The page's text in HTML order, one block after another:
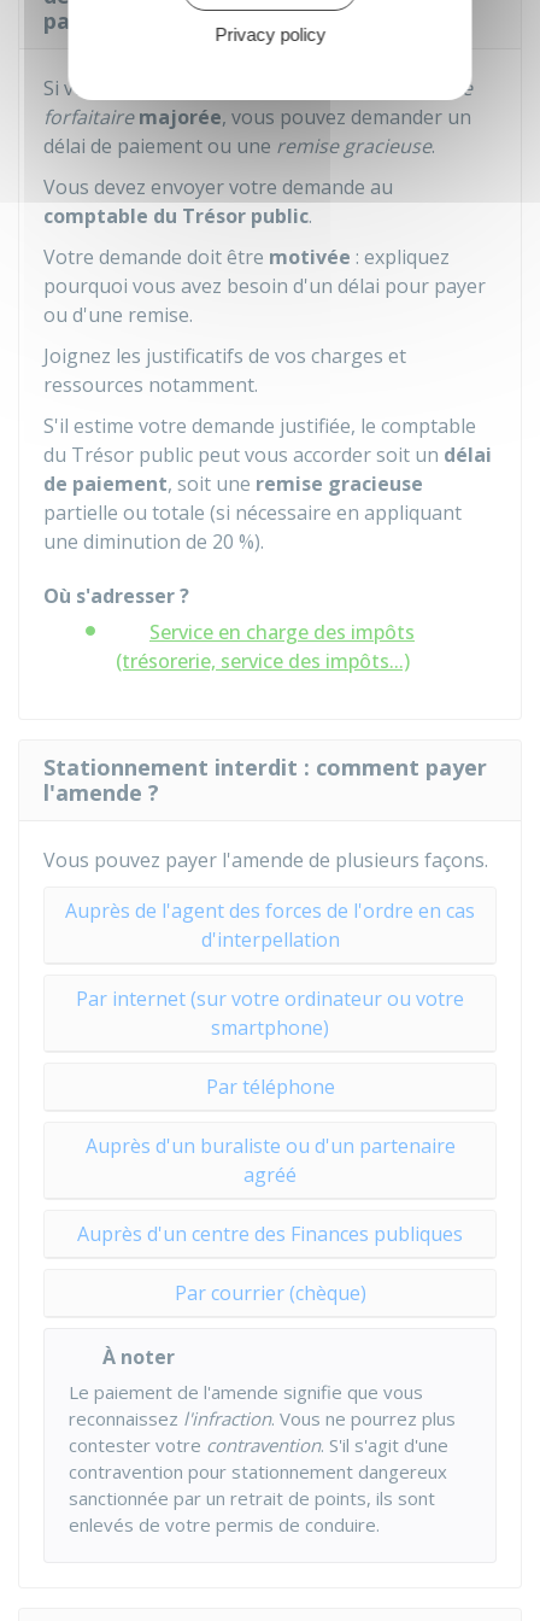
payer une amende majorée ?
Si vous avez des difficultés à payer une
amende
forfaitaire majorée, vous pouvez demander un
délai de paiement ou une remise gracieuse.
Vous devez envoyer votre demande au
comptable du Trésor public.
Votre demande doit être motivée : expliquez
pourquoi vous avez besoin d'un délai pour payer
ou d'une remise.
Joignez les justificatifs de vos charges et
ressources notamment.
S'il estime votre demande justifiée, le comptable
du Trésor public peut vous accorder soit un délai
de paiement, soit une remise gracieuse
partielle ou totale (si nécessaire en appliquant
une diminution de 20 %).
Où s'adresser ?
Service en charge des impôts
(trésorerie, service des impôts...)
Stationnement interdit : comment payer
l'amende ?
Vous pouvez payer l'amende de plusieurs façons.
Auprès de l'agent des forces de l'ordre en cas
d'interpellation
Par internet (sur votre ordinateur ou votre
smartphone)
Par téléphone
Auprès d'un buraliste ou d'un partenaire
agréé
Auprès d'un centre des Finances publiques
Par courrier (chèque)
À noter
Le paiement de l'amende signifie que vous
reconnaissez l'infraction. Vous ne pourrez plus
contester votre contravention. S'il s'agit d'une
contravention pour stationnement dangereux
sanctionnée par un retrait de points, ils sont
enlevés de votre permis de conduire.
Privacy policy